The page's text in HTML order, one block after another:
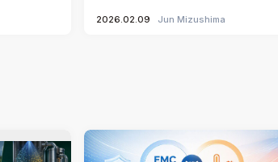
2026.02.09 Jun Mizushima